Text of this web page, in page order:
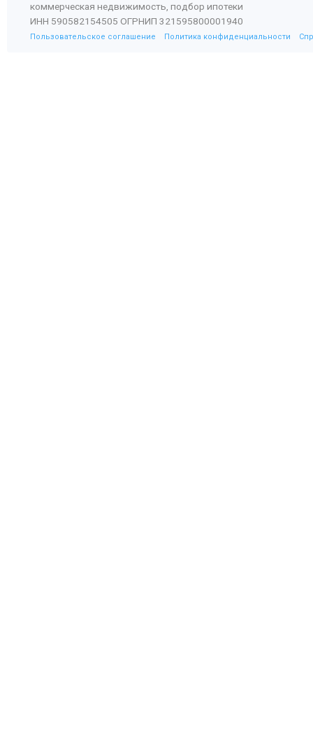
коммерческая недвижимость, подбор ипотеки
ИНН 590582154505 ОГРНИП 321595800001940
Пользовательское соглашение Политика конфиденциальности